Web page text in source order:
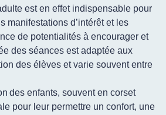
est en effet indispensable pour
manifestations d’intérêt et les
de potentialités à encourager et
des séances est adaptée aux
des élèves et varie souvent entre
des enfants, souvent en corset
pour leur permettre un confort, une